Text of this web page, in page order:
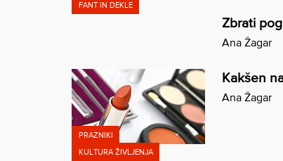
FANT IN DEKLE
Zbrati
Ana Žagar
PRAZNIKI
Kakšen
Ana Žagar
KULTURA ŽIVLJENJA